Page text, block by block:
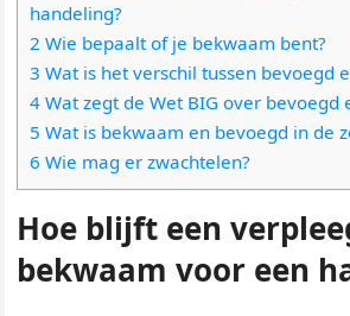
handeling?
2 Wie bepaalt of je bekwaam bent?
3 Wat is het verschil tussen bevoegd
4 Wat zegt de Wet BIG over bevoegd
5 Wat is bekwaam en bevoegd in de
6 Wie mag er zwachtelen?
Hoe blijft een
bekwaam voor een